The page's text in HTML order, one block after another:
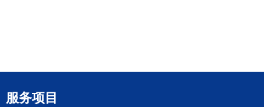
服务项目